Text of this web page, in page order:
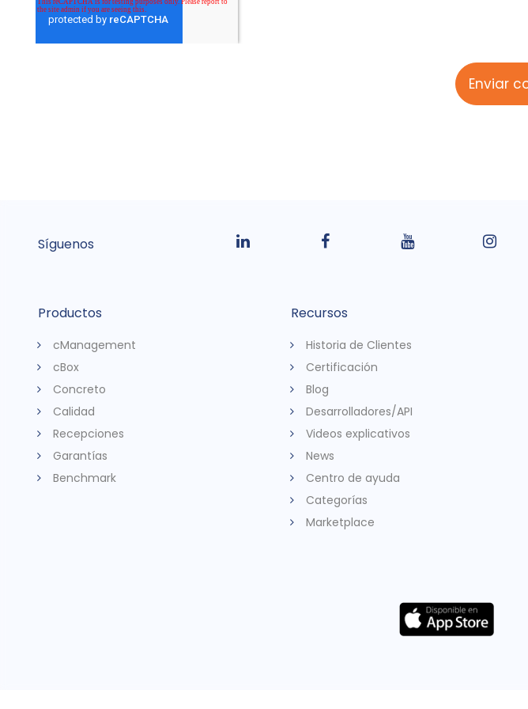
Síguenos
Productos
cManagement
cBox
Concreto
Calidad
Recepciones
Garantías
Benchmark
Recursos
Historia de Clientes
Certificación
Blog
Desarrolladores/API
Videos explicativos
News
Centro de ayuda
Categorías
Marketplace